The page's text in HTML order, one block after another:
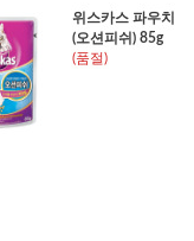
위스카스 파우치
(오션피쉬) 85g
(품절)